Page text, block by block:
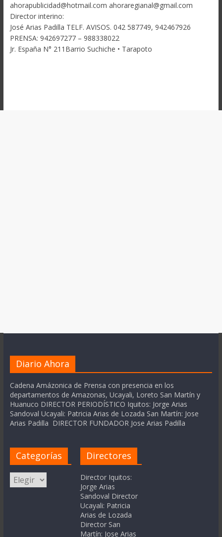
ahorapublicidad@hotmail.com ahoraregianal@gmail.com
Director interino:
José Arias Padilla TELF. AVISOS. 042 587749, 942467926
PRENSA: 942697277 – 988338022
Jr. España N° 211Barrio Suchiche • Tarapoto
Diario Ahora
Cadena Amázonica de Prensa con presencia en los
departamentos de Amazonas, Ucayali, Loreto San Martín y
Huanuco DIRECTOR PERIODÍSTICO Iquitos: Jorge Arias
Sandoval Ucayali: Patricia Arias de Lozada San Martín: Jose
Arias Padilla DIRECTOR FUNDADOR Jose Arias Padilla
Categorías
Categorías
Directores
Director Iquitos:
Jorge Arias
Sandoval Director
Ucayali: Patricia
Arias de Lozada
Director San
Martín: Jose Arias